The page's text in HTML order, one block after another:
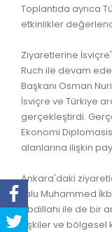
Toplantıda ayrıca
etkinlikler
Ziyaretlerine
Ruch ile devam
Başkanı Osman
İsviçre ve Türkiye
gerçekleştirdi.
Ekonomi
alanlarına ilişkin
Ankara'daki
Lalu Muhammed
Abdillahi ile de bir
ilişkiler ve